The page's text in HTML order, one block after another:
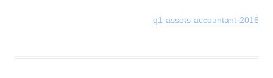
2016-q1-assets-accountant